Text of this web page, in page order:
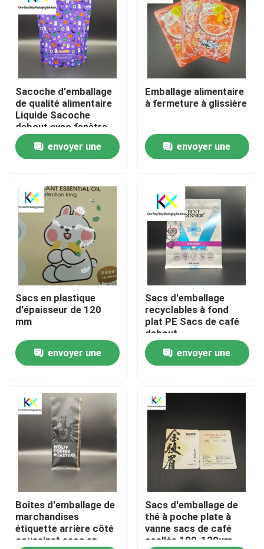
À la maison
Produits
Vidéos
À propos de nous
Visite de l'usine
Contrôle de la qualité
Nous contacter
Demandez un devis
Sacs en plastique
Sacs d'emballage compostables
Sacoche d'emballage
de qualité alimentaire
Liquide Sacoche
debout avec fenêtre
transparente 120um-
140um envoyer une
Emballage alimentaire
à fermeture à glissière
envoyer une
Sacs en plastique
d'épaisseur de 120
mm
envoyer une
Sacs d'emballage
recyclables à fond
plat PE Sacs de café
debout
envoyer une
Boîtes d'emballage de
marchandises
étiquette arrière côté
coussinet sacs en
Sacs d'emballage de
thé à poche plate à
vanne sacs de café
scellés 100-120um